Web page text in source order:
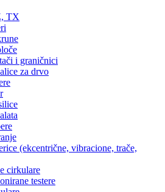
TX
i graničnici
za drvo
(ekcentrične, vibracione, trače,
cirkulare
testere